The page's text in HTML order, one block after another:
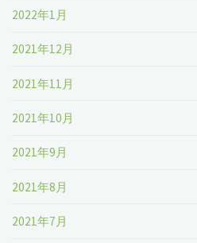
2022年1月
2021年12月
2021年11月
2021年10月
2021年9月
2021年8月
2021年7月